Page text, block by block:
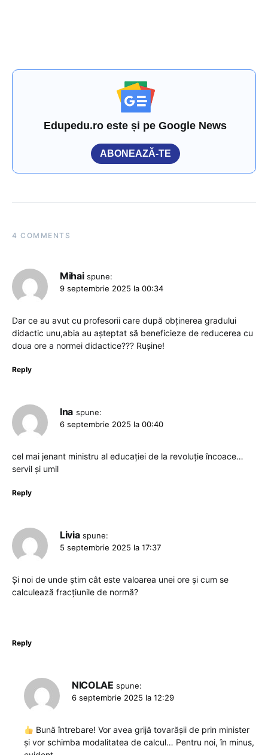
Edupedu.ro este și pe Google News
ABONEAZĂ-TE
4 COMMENTS
Mihai spune:
9 septembrie 2025 la 00:34
Dar ce au avut cu profesorii care după obținerea gradului
didactic unu,abia au așteptat să beneficieze de reducerea cu
doua ore a normei didactice??? Rușine!
Reply
Ina spune:
6 septembrie 2025 la 00:40
cel mai jenant ministru al educației de la revoluție încoace…
servil și umil
Reply
Livia spune:
5 septembrie 2025 la 17:37
Și noi de unde știm cât este valoarea unei ore și cum se
calculează fracțiunile de normă?
Reply
NICOLAE spune:
6 septembrie 2025 la 12:29
Bună întrebare! Vor avea grijă tovarășii de prin minister
și vor schimba modalitatea de calcul… Pentru noi, în minus,